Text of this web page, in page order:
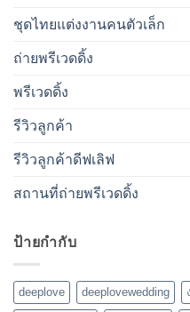
ชุดไทยแต่งงานคนตัวเล็ก
ถ่ายพรีเวดดิ้ง
พรีเวดดิ้ง
รีวิวลูกค้า
รีวิวลูกค้าดีฟเลิฟ
สถานที่ถ่ายพรีเวดดิ้ง
ป้ายกำกับ
deeplove deeplovewedding